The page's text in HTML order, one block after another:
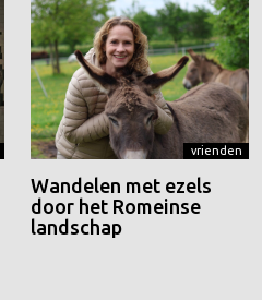
vrienden
Wandelen met ezels
door het Romeinse
landschap